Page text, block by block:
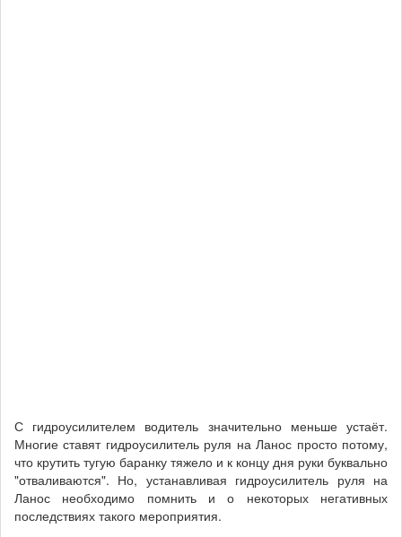
С гидроусилителем водитель значительно меньше устаёт.
Многие ставят гидроусилитель руля на Ланос просто потому,
что крутить тугую баранку тяжело и к концу дня руки буквально
"отваливаются". Но, устанавливая гидроусилитель руля на
Ланос необходимо помнить и о некоторых негативных
последствиях такого мероприятия.